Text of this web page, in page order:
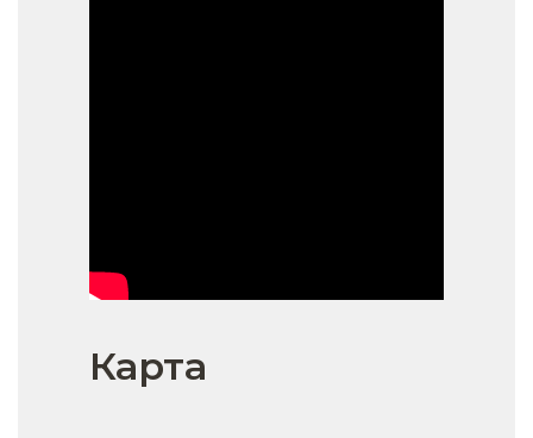
Карта